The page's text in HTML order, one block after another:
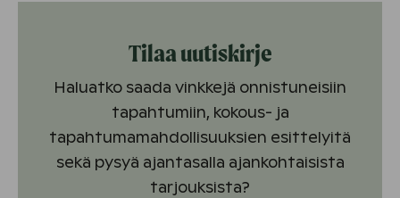
Tilaa uutiskirje
Haluatko saada vinkkejä onnistuneisiin
tapahtumiin, kokous- ja
tapahtumamahdollisuuksien esittelyitä
sekä pysyä ajantasalla ajankohtaisista
tarjouksista?